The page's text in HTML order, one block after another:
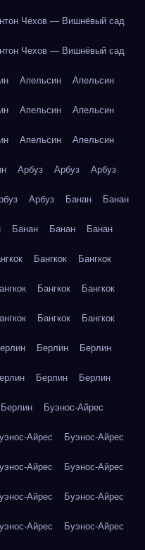
Чехов — Вишнёвый сад
Чехов — Вишнёвый сад
Апельсин Апельсин
Апельсин Апельсин
Апельсин Апельсин
Арбуз Арбуз Арбуз
Арбуз Банан Банан
Банан Банан Банан
Бангкок Бангкок
Бангкок Бангкок
Бангкок Бангкок
Берлин Берлин
Берлин Берлин
Берлин Буэнос-Айрес
Айрес Буэнос-Айрес
Айрес Буэнос-Айрес
Айрес Буэнос-Айрес
Айрес Буэнос-Айрес